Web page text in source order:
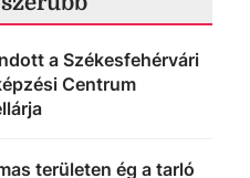
a Székesfehérvári
Centrum
területen ég a tarló